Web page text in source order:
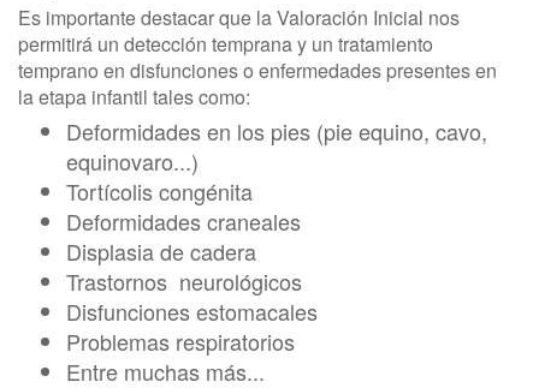
Es importante destacar que la Valoración Inicial nos
permitirá un detección temprana y un tratamiento
temprano en disfunciones o enfermedades presentes en
la etapa infantil tales como:
Deformidades en los pies (pie equino, cavo,
equinovaro...)
Tortícolis congénita
Deformidades craneales
Displasia de cadera
Trastornos neurológicos
Disfunciones estomacales
Problemas respiratorios
Entre muchas más...